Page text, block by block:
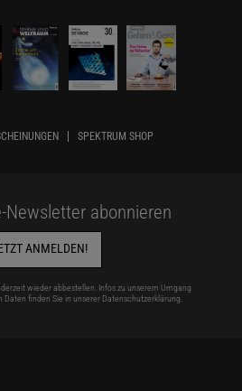
SPEKTRUM SHOP
Newsletter abonnieren
ANMELDEN!
wieder abbestellen. Infos zu unserem Umgang
Daten finden Sie in unserer Datenschutzerklärung